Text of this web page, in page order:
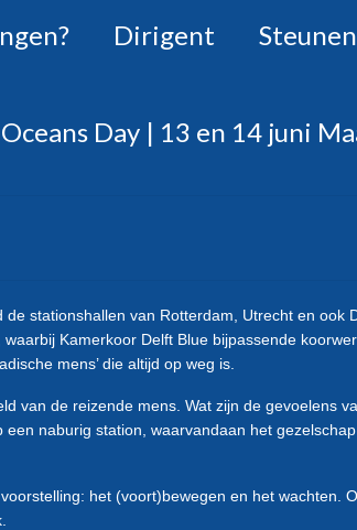
Dirigent Steunen
Day | 13 en 14 juni
stationshallen van Rotterdam, Utrecht en ook
Kamerkoor Delft Blue bijpassende
mens’ die altijd op weg is.
van de reizende mens. Wat zijn de gevoelens
een naburig station, waarvandaan het
het (voort)bewegen en het wachten.